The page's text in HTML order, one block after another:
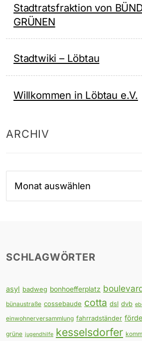
Stadtratsfraktion von
GRÜNEN
Stadtwiki – Löbtau
Willkommen in Löbtau e.V.
ARCHIV
SCHLAGWÖRTER
asyl badweg bonhoefferplatz
bünaustraße cossebaude cotta dsl dvb
einwohnerversammlung fahrradständer
grüne jugendhilfe kesselsdorfer